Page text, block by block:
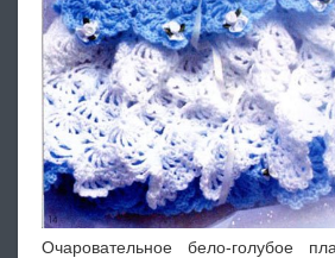
Очаровательное бело-голубое